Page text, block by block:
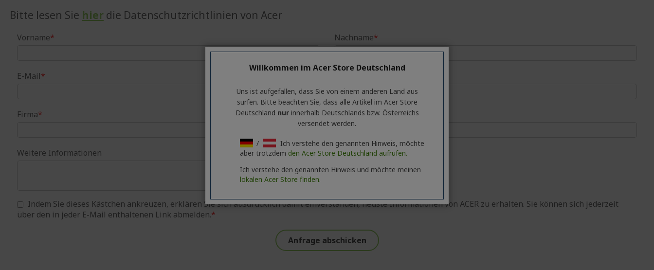
Bitte lesen Sie hier die Datenschutzrichtlinien von Acer
Vorname* Nachname*
E-Mail*
Firma* Gewünschte Stückzahl
Weitere Informationen
Indem Sie dieses Kästchen ankreuzen, erklären Sie sich ausdrücklich damit einverstanden, neuste Informationen von ACER zu erhalten. Sie können sich jederzeit
über den in jeder E-Mail enthaltenen Link abmelden.*
Anfrage abschicken
Willkommen im Acer Store Deutschland
Uns ist aufgefallen, dass Sie von einem anderen Land aus
surfen. Bitte beachten Sie, dass alle Artikel im Acer Store
Deutschland nurinnerhalb Deutschlands bzw. Österreichs
versendet werden.
/
Ich verstehe den genannten Hinweis, möchte
aber trotzdem den Acer Store Deutschland aufrufen.
Ich verstehe den genannten Hinweis und möchte meinen
lokalen Acer Store finden.